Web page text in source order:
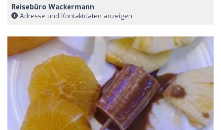
Reisebüro Wackermann
Adresse und Kontaktdaten anzeigen